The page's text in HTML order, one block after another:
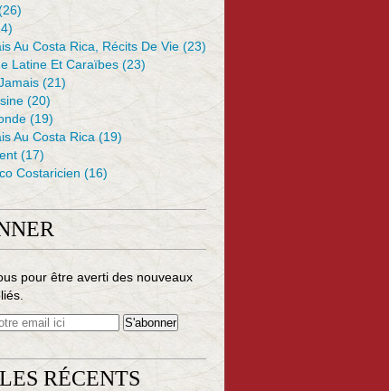
Au Costa Rica, Récits De Vie (23)
Latine Et Caraïbes (23)
(21)
(20)
(19)
Au Costa Rica (19)
(17)
Costaricien (16)
pour être averti des nouveaux
RÉCENTS